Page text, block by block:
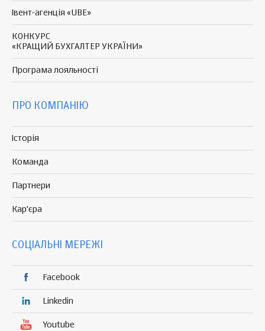
Івент-агенція «UBE»
КОНКУРС
«КРАЩИЙ БУХГАЛТЕР УКРАЇНИ»
Програма лояльності
ПРО КОМПАНІЮ
Історія
Команда
Партнери
Кар'єра
СОЦІАЛЬНІ МЕРЕЖІ
Facebook
Linkedin
Youtube